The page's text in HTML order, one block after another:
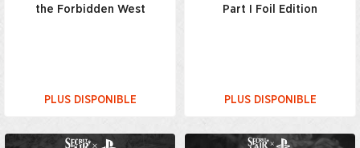
the Forbidden West
PLUS DISPONIBLE
Part I Foil Edition
PLUS DISPONIBLE